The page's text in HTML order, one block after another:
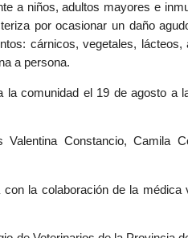
a niños, adultos mayores e
por ocasionar un daño
cárnicos, vegetales, lácteos,
a persona.
comunidad el 19 de agosto a
Constancio, Camila
la colaboración de la médica